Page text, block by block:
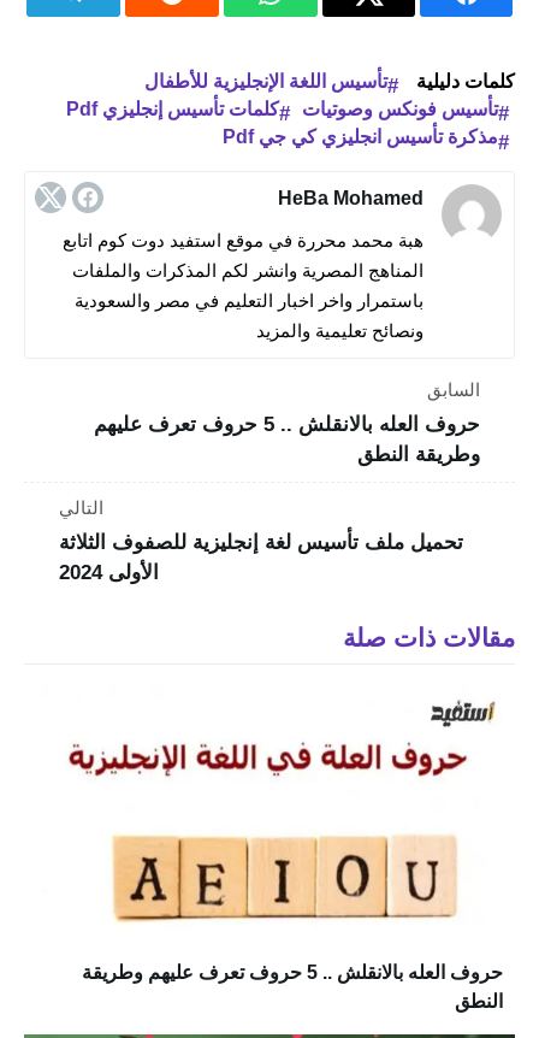
كلمات دليلية
تأسيس اللغة الإنجليزية للأطفال
تأسيس فونكس وصوتيات
كلمات تأسيس إنجليزي Pdf
مذكرة تأسيس انجليزي كي جي Pdf
HeBa Mohamed
هبة محمد محررة في موقع استفيد دوت كوم اتابع
المناهج المصرية وانشر لكم المذكرات والملفات
باستمرار واخر اخبار التعليم في مصر والسعودية
ونصائح تعليمية والمزيد
السابق
حروف العله بالانقلش .. 5 حروف تعرف عليهم
وطريقة النطق
التالي
تحميل ملف تأسيس لغة إنجليزية للصفوف الثلاثة
الأولى 2024
مقالات ذات صلة
حروف العله بالانقلش .. 5 حروف تعرف عليهم وطريقة
النطق